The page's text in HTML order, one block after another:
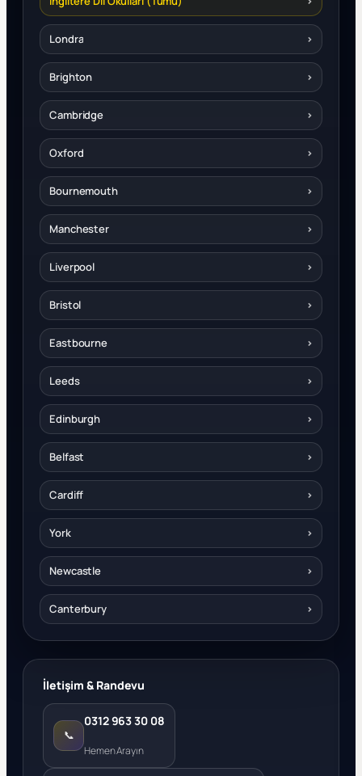
Londra ›
Brighton ›
Cambridge ›
Oxford ›
Bournemouth ›
Manchester ›
Liverpool ›
Bristol ›
Eastbourne ›
Leeds ›
Edinburgh ›
Belfast ›
Cardiff ›
York ›
Newcastle ›
Canterbury ›
İletişim & Randevu
📞
0312 963 30 08
Hemen Arayın